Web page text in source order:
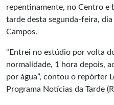
repentinamente, no Centro e
tarde desta segunda-feira,
Campos.
“Entrei no estúdio por volta
normalidade, 1 hora depois,
por água”, contou o repórter
Programa Notícias da Tarde